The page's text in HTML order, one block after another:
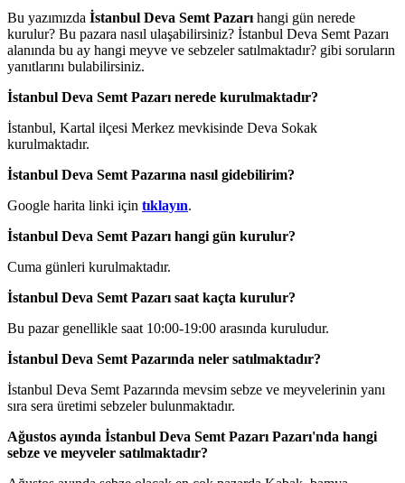
Bu yazımızda İstanbul Deva Semt Pazarıhangi gün nerede
kurulur? Bu pazara nasıl ulaşabilirsiniz? İstanbul Deva Semt Pazarı
alanında bu ay hangi meyve ve sebzeler satılmaktadır? gibi soruların
yanıtlarını bulabilirsiniz.
İstanbul Deva Semt Pazarı nerede kurulmaktadır?
İstanbul, Kartal ilçesi Merkez mevkisinde Deva Sokak
kurulmaktadır.
İstanbul Deva Semt Pazarına nasıl gidebilirim?
Google harita linki için tıklayın.
İstanbul Deva Semt Pazarı hangi gün kurulur?
Cuma günleri kurulmaktadır.
İstanbul Deva Semt Pazarı saat kaçta kurulur?
Bu pazar genellikle saat 10:00-19:00 arasında kuruludur.
İstanbul Deva Semt Pazarında neler satılmaktadır?
İstanbul Deva Semt Pazarında mevsim sebze ve meyvelerinin yanı
sıra sera üretimi sebzeler bulunmaktadır.
Ağustos ayında İstanbul Deva Semt Pazarı Pazarı'nda hangi
sebze ve meyveler satılmaktadır?